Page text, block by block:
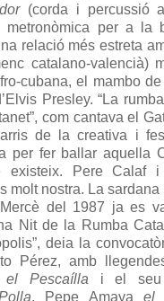
(corda i percussió
metronòmica per a la
relació més estreta
catalano-valencià)
cubana, el mambo
Presley. “La
com cantava el
de la creativa i
per fer ballar aquella
existeix. Pere Calaf i
molt nostra. La sardana
del 1987 ja es
Nit de la Rumba
deia la
Pérez, amb
el Pescaílla i el seu
, Pepe Amaya el